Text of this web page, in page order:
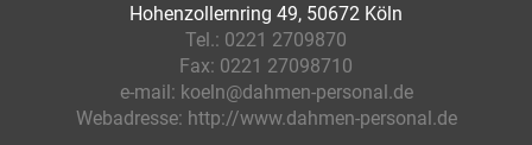
Hohenzollernring 49, 50672 Köln
Tel.: 0221 2709870
Fax: 0221 27098710
e-mail: koeln@dahmen-personal.de
Webadresse: http://www.dahmen-personal.de